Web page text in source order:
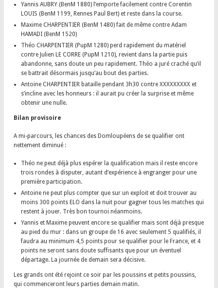
Yannis AUBRY (BenM 1880) l’emporte facilement contre Corentin
LOUIS (BenM 1199, Rennes Paul Bert) et reste dans la course.
Maxime CHARPENTIER (BenM 1480) fait de même contre Adam
HAMADI (BenM 1520)
Théo CHARPENTIER (PupM 1280) perd rapidement du matériel
contre Julien LE CORRE (PupM 1210), revient dans la partie puis
abandonne, sans doute un peu rapidement. Théo a juré craché qu’il
se battrait désormais jusqu’au bout des parties.
Antoine CHARPENTIER bataille pendant 3h30 contre XXXXXXXXX et
s’incline avec les honneurs : il aurait pu créer la surprise et même
obtenir une nulle.
Bilan provisoire
A mi-parcours, les chances des Domloupéens de se qualifier ont
nettement diminué :
Théo ne peut déjà plus espérer la qualification mais il reste encore
trois rondes à disputer, autant d’expérience à engranger pour une
première participation.
Antoine ne peut plus compter que sur un exploit et doit trouver au
moins 300 points ELO dans la nuit pour gagner tous les matches qui
restent à jouer. Très bon tournoi néanmoins.
Yannis et Maxime peuvent encore se qualifier mais sont déjà presque
au pied du mur : dans un groupe de 16 avec seulement 5 qualifiés, il
faudra au minimum 4,5 points pour se qualifier pour le France, et 4
points ne seront sans doute suffisants que pour un éventuel
départage. La journée de demain sera décisive.
Les grands ont été rejoint ce soir par les poussins et petits poussins,
qui commenceront leurs parties demain matin.